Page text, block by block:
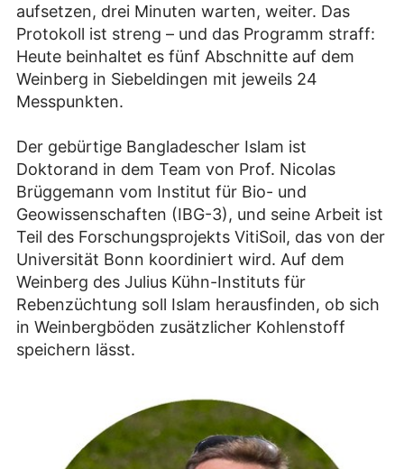
aufsetzen, drei Minuten warten, weiter. Das
Protokoll ist streng – und das Programm straff:
Heute beinhaltet es fünf Abschnitte auf dem
Weinberg in Siebeldingen mit jeweils 24
Messpunkten.
Der gebürtige Bangladescher Islam ist
Doktorand in dem Team von Prof. Nicolas
Brüggemann vom Institut für Bio- und
Geowissenschaften (IBG-3), und seine Arbeit ist
Teil des Forschungsprojekts VitiSoil, das von der
Universität Bonn koordiniert wird. Auf dem
Weinberg des Julius Kühn-Instituts für
Rebenzüchtung soll Islam herausfinden, ob sich
in Weinbergböden zusätzlicher Kohlenstoff
speichern lässt.